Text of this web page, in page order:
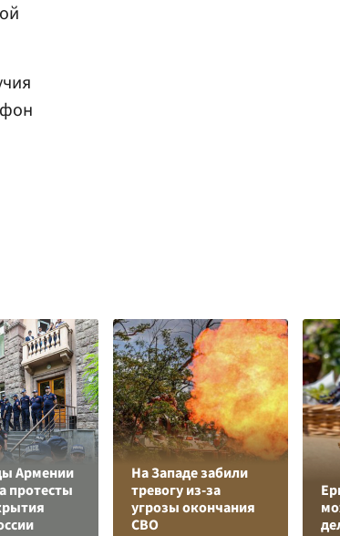
Армении
протесты
На Западе забили
тревогу из-за
угрозы окончания
СВО